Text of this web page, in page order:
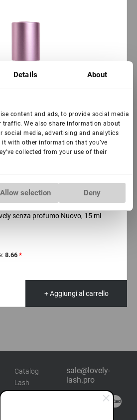
Details About
content and ads, to provide social media
traffic. We also share information about
social media, advertising and analytics
with other information that you’ve
collected from your use of their
Allow selection Deny
di 100 pezzi
senza profumo Nuovo, 15 ml
8.66 *
+ Aggiungi al carrello
Catalog
Lash
Brow
sale@lovely-
lash.pro